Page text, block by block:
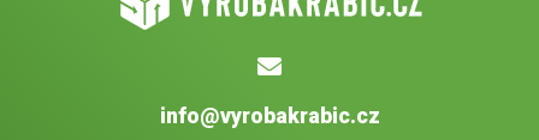
info@vyrobakrabic.cz